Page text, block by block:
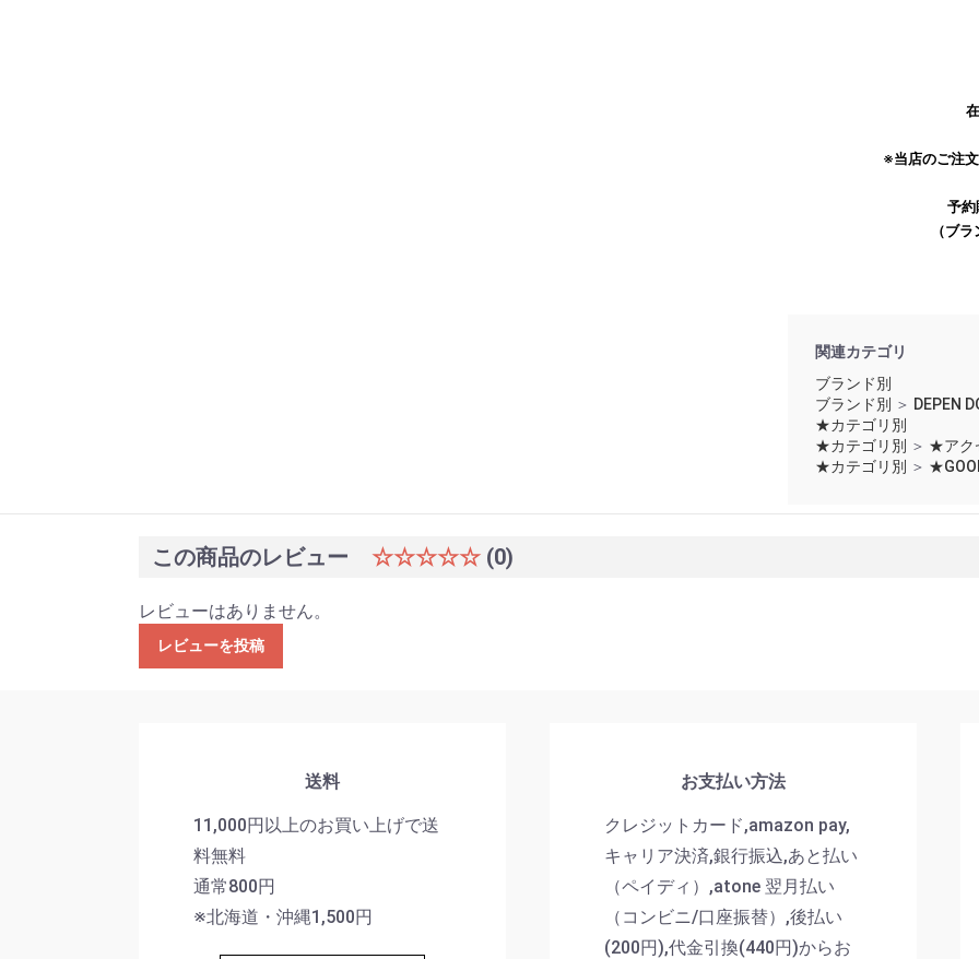
※当店のご注
予約
（ブ
関連カテゴリ
ブランド別
ブランド別 ＞ DEPEN
★カテゴリ別
★カテゴリ別 ＞ ★アク
★カテゴリ別 ＞
この商品のレビュー ☆☆☆☆☆ (0)
レビューはありません。
レビューを投稿
送料
11,000円以上のお買い上げで送
料無料
通常800円
※北海道・沖縄1,500円
お支払い方法
クレジットカード,amazon pay,
キャリア決済,銀行振込,あと払い
（ペイディ）,atone 翌月払い
（コンビニ/口座振替）,後払い
(200円),代金引換(440円)からお